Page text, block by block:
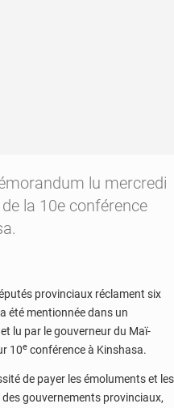
lu mercredi
la 10e conférence
provinciaux réclament six
été mentionnée dans un
lu par le gouverneur du Maï-
10e conférence à Kinshasa.
de payer les émoluments et les
gouvernements provinciaux,